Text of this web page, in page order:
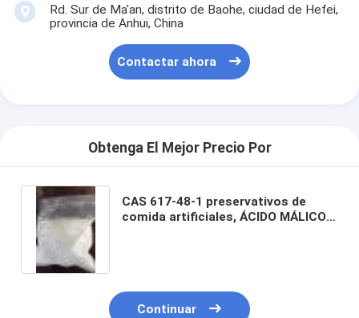
Rd. Sur de Ma'an, distrito de Baohe, ciudad de Hefei,
provincia de Anhui, China
Contactar ahora
Obtenga El Mejor Precio Por
CAS 617-48-1 preservativos de
comida artificiales, ÁCIDO MÁLICO
Continuar